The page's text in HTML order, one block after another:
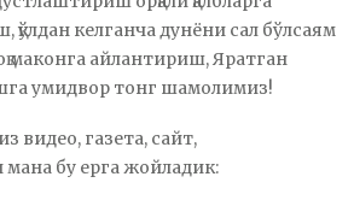
қўлдан келганча дунёни сал бўлсаям
маконга айлантириш, Яратган
умидвор тонг шамолимиз!
видео, газета, сайт,
бу ерга жойладик: